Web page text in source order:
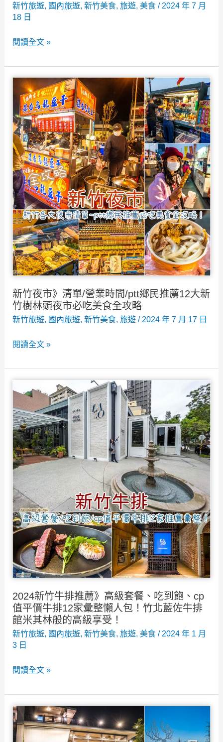
新竹旅遊, 國內旅遊, 新竹美食, 旅遊, 美食/ 2024 年 7 月
18 日
2025
隍
廟》
精
選
15
大
美
食
小
吃
推
薦，
不
可
錯
過
買
閱讀全文 »
新竹夜市》清單/營業時間/ptt鄉民推薦12大新
竹樹林頭夜市必吃美食全攻略
新竹旅遊, 國內旅遊, 新竹美食, 旅遊/ 2024 年 7 月 17 日
新
單/
營
業
時
間/ptt
鄉
民
推
薦
12
大
新
樹
林
頭
夜
必
美
食
全
閱讀全文 »
2024新竹牛排推薦》高級套餐、吃到飽、cp
值平價牛排12家彙整懶人包！竹北藍佐牛排
館米其林般的高級享受！
新竹旅遊, 國內旅遊, 新竹美食, 旅遊, 美食/ 2024 年 1 月
3 日
2024
牛
排
閱讀全文 »